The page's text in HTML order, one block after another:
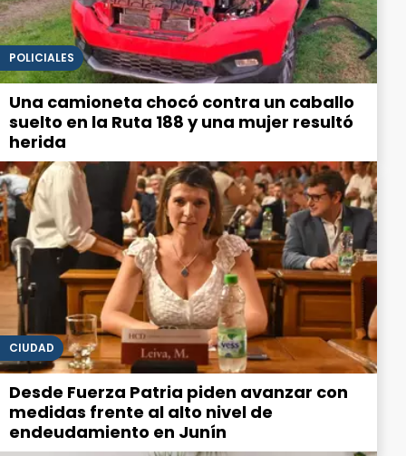
POLICIALES
Una camioneta chocó contra un caballo
suelto en la Ruta 188 y una mujer resultó
herida
CIUDAD
Desde Fuerza Patria piden avanzar con
medidas frente al alto nivel de
endeudamiento en Junín